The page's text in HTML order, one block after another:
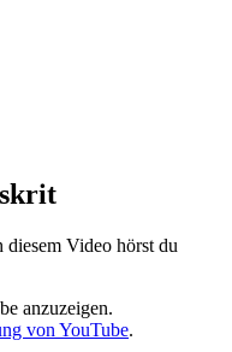
Video hörst du
anzuzeigen.
von YouTube.